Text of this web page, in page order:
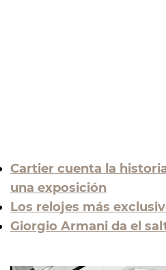
Cartier cuenta la
una exposición
Los relojes más
Giorgio Armani da el